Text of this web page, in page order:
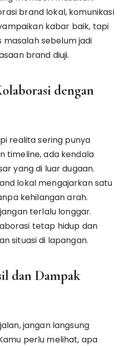
brand lokal, komunikasi
kabar baik, tapi
sebelum jadi
brand diuji.
dengan
realita sering punya
timeline, ada kendala
yang di luar dugaan.
lokal mengajarkan satu
kehilangan arah.
terlalu longgar.
tetap hidup dan
situasi di lapangan.
dan Dampak
jangan langsung
perlu melihat, apa